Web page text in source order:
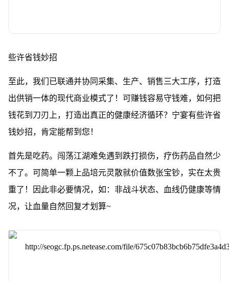
些许省钱妙招
至此，我们已联通并协同采集、生产、销售三大工序，打造
出供销一体的现代商业模式了！可赚钱容易守钱难，如何把
钱花到刀刃上，打造出真正的健康经济循环？宁宴有些许省
钱妙招，肯定能帮到您！
首先是吃药。闯荡江湖难免遇到跌打损伤，疗伤药品自然少
不了。可简单一颗上品培元灵散就价值数张宝钞，实在太贵
重了！因此非必要情况，如：非战斗状态、血线仍健康等情
况，让血量自然回复才划算~